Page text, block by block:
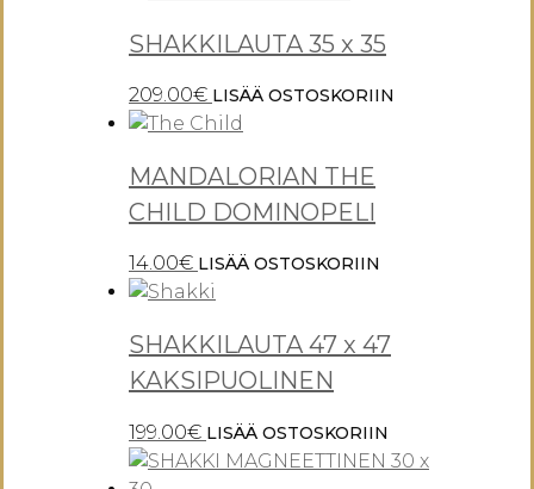
SHAKKILAUTA 35 x 35
209.00€ LISÄÄ OSTOSKORIIN
MANDALORIAN THE
CHILD DOMINOPELI
14.00€ LISÄÄ OSTOSKORIIN
SHAKKILAUTA 47 x 47
KAKSIPUOLINEN
199.00€ LISÄÄ OSTOSKORIIN